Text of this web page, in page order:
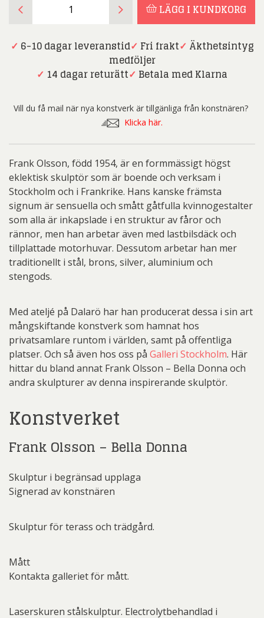
Olsson
Bella
trädgård
Klicka
för
att
se
skulptur
i
360°
mängd
LÄGG I KUNDKORG
✓ 6-10 dagar leveranstid✓ Fri frakt✓ Äkthetsintyg
medföljer
✓ 14 dagar returätt✓ Betala med Klarna
Vill du få mail när nya konstverk är tillgänliga från konstnären?
Klicka här.
Frank Olsson, född 1954, är en formmässigt högst
eklektisk skulptör som är boende och verksam i
Stockholm och i Frankrike. Hans kanske främsta
signum är sensuella och smått gåtfulla kvinnogestalter
som alla är inkapslade i en struktur av fåror och
rännor, men han arbetar även med lastbilsdäck och
tillplattade motorhuvar. Dessutom arbetar han mer
traditionellt i stål, brons, silver, aluminium och
stengods.
Med ateljé på Dalarö har han producerat dessa i sin art
mångskiftande konstverk som hamnat hos
privatsamlare runtom i världen, samt på offentliga
platser. Och så även hos oss på Galleri Stockholm. Här
hittar du bland annat Frank Olsson – Bella Donna och
andra skulpturer av denna inspirerande skulptör.
Konstverket
Frank Olsson – Bella Donna
Skulptur i begränsad upplaga
Signerad av konstnären
Skulptur för terass och trädgård.
Mått
Kontakta galleriet för mått.
Laserskuren stålskulptur. Electrolytbehandlad i